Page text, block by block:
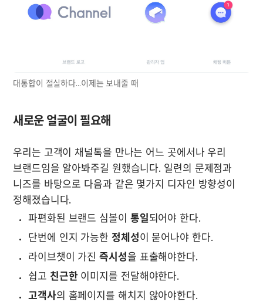
대통합이 절실하다...이제는 보내줄 때
새로운 얼굴이 필요해
우리는 고객이 채널톡을 만나는 어느 곳에서나 우리
브랜드임을 알아봐주길 원했습니다. 일련의 문제점과
니즈를 바탕으로 다음과 같은 몇가지 디자인 방향성이
정해졌습니다.
파편화된 브랜드 심볼이 통일되어야 한다.
단번에 인지 가능한 정체성이 묻어나야 한다.
라이브챗이 가진 즉시성을 표출해야한다.
쉽고 친근한 이미지를 전달해야한다.
고객사의 홈페이지를 해치지 않아야한다.